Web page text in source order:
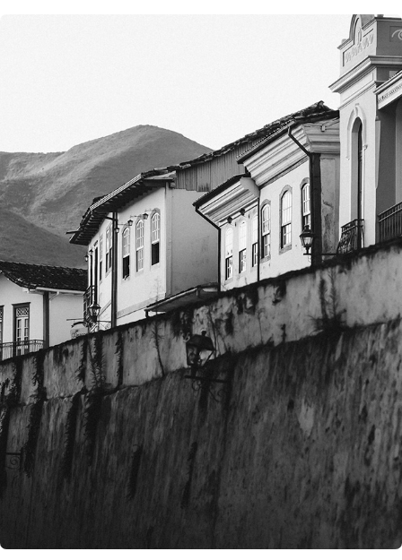
BR | SÃO JOÃO DEL REI, MG